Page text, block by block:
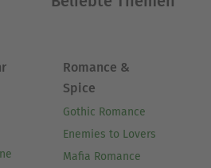
Romance &
Spice
Gothic Romance
Enemies to Lovers
Mafia Romance